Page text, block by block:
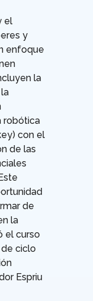
el
y
enfoque
la
robótica
con el
de las
de
la
el curso
ciclo
Espriu